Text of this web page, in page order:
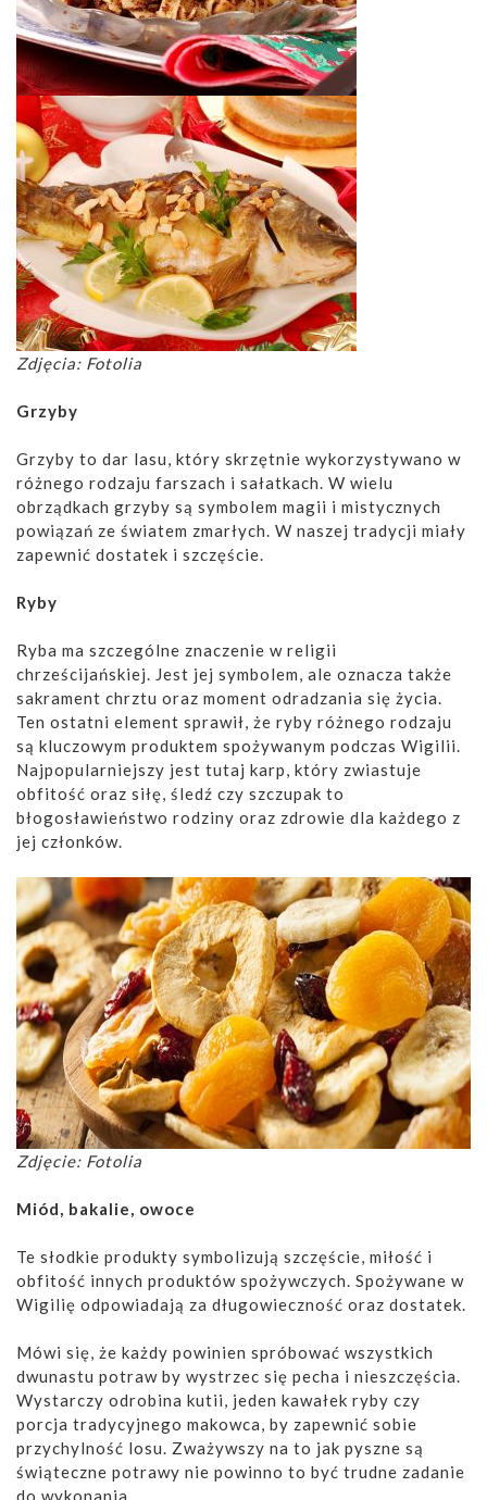
Zdjęcia: Fotolia
Grzyby
Grzyby to dar lasu, który skrzętnie wykorzystywano w
różnego rodzaju farszach i sałatkach. W wielu
obrządkach grzyby są symbolem magii i mistycznych
powiązań ze światem zmarłych. W naszej tradycji miały
zapewnić dostatek i szczęście.
Ryby
Ryba ma szczególne znaczenie w religii
chrześcijańskiej. Jest jej symbolem, ale oznacza także
sakrament chrztu oraz moment odradzania się życia.
Ten ostatni element sprawił, że ryby różnego rodzaju
są kluczowym produktem spożywanym podczas Wigilii.
Najpopularniejszy jest tutaj karp, który zwiastuje
obfitość oraz siłę, śledź czy szczupak to
błogosławieństwo rodziny oraz zdrowie dla każdego z
jej członków.
Zdjęcie: Fotolia
Miód, bakalie, owoce
Te słodkie produkty symbolizują szczęście, miłość i
obfitość innych produktów spożywczych. Spożywane w
Wigilię odpowiadają za długowieczność oraz dostatek.
Mówi się, że każdy powinien spróbować wszystkich
dwunastu potraw by wystrzec się pecha i nieszczęścia.
Wystarczy odrobina kutii, jeden kawałek ryby czy
porcja tradycyjnego makowca, by zapewnić sobie
przychylność losu. Zważywszy na to jak pyszne są
świąteczne potrawy nie powinno to być trudne zadanie
do wykonania.